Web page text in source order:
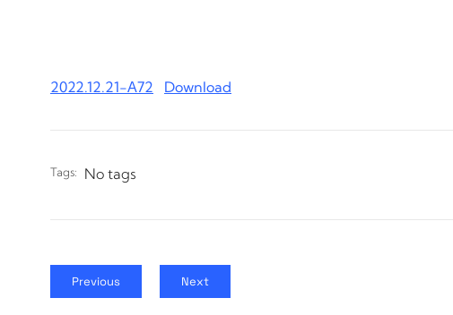
2022.12.21-А72 Download
Tags: No tags
Previous Next